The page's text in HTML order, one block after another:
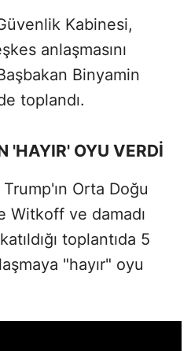
Kabinesi,
anlaşmasını
Binyamin
toplandı.
'HAYIR' OYU VERDİ
Orta Doğu
Witkoff ve damadı
toplantıda 5
"hayır" oyu